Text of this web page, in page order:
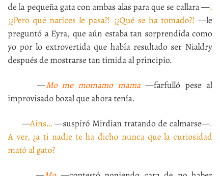
de la pequeña gata con ambas alas para que se callara —.
¡¿Pero qué narices le pasa?! ¡¿Qué se ha tomado?! —le
preguntó a Eyra, que aún estaba tan sorprendida como
yo por lo extrovertida que había resultado ser Nialdry
después de mostrarse tan tímida al principio.
—Mo me momamo mama—farfulló pese al
improvisado bozal que ahora tenía.
—Ains… —suspiró Mirdian tratando de calmarse—.
A ver, ¿a ti nadie te ha dicho nunca que la curiosidad
mató al gato?